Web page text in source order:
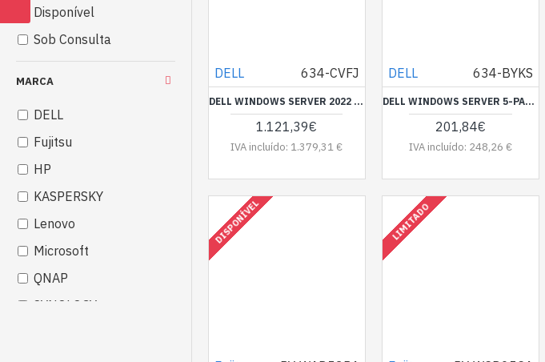
MARCA
DELL
Fujitsu
HP
KASPERSKY
Lenovo
Microsoft
QNAP
SYNOLOGY
Disponível
Sob Consulta
DELL 634-CVFJ
DELL WINDOWS SERVER 2022 5-PACK REMOTE DESKTOP SERVER USER CAL
1.121,39€
IVA incluído: 1.379,31 €
DELL 634-BYKS
DELL WINDOWS SERVER 5-PACK 2022/2019 USER CALS STD OR DTC
201,84€
IVA incluído: 248,26 €
DISPONÍVEL LIMITADO